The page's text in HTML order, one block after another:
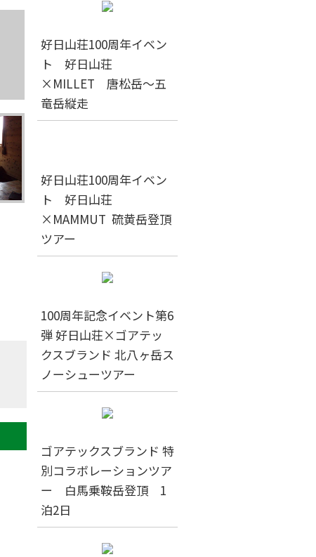
好日山荘100周年イベン
ト 好日山荘
×MILLET 唐松岳～五
竜岳縦走
好日山荘100周年イベン
ト 好日山荘
×MAMMUT 硫黄岳登頂
ツアー
100周年記念イベント第6
弾 好日山荘×ゴアテッ
クスブランド 北八ヶ岳ス
ノーシューツアー
ゴアテックスブランド 特
別コラボレーションツア
ー 白馬乗鞍岳登頂 1
泊2日